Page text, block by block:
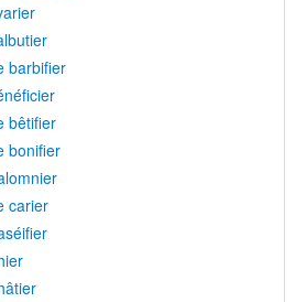
barbifier
bêtifier
bonifier
carier